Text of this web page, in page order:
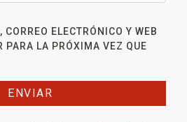
ELECTRÓNICO Y WEB
PARA LA PRÓXIMA VEZ QUE